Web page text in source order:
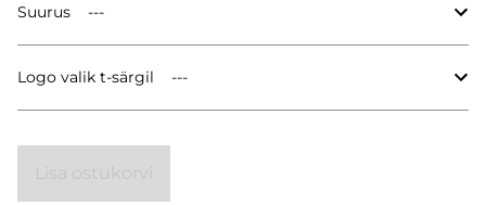
Suurus
Logo valik t-särgil